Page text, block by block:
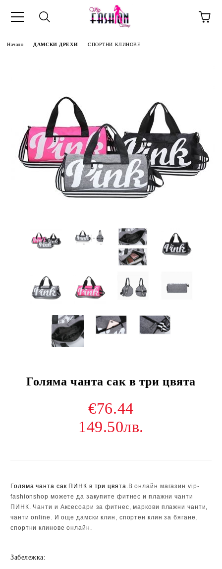
Начало ДАМСКИ ДРЕХИ СПОРТНИ КЛИНОВЕ
Голяма чанта сак в три цвята
€76.44
149.50лв.
Голяма чанта сак ПИНК в три цвята. В онлайн магазин vip-
fashionshop можете да закупите фитнес и плажни чанти
ПИНК. Чанти и Аксесоари за фитнес, маркови плажни чанти,
чанти online. И още дамски клин, спортен клин за бягане,
спортни клинове онлайн.
Забележка: